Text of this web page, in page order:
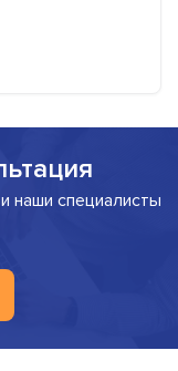
наши специалисты